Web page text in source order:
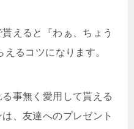
えると『わぁ、ちょう
るコツになります。
事無く愛用して貰える
、友達へのプレゼント